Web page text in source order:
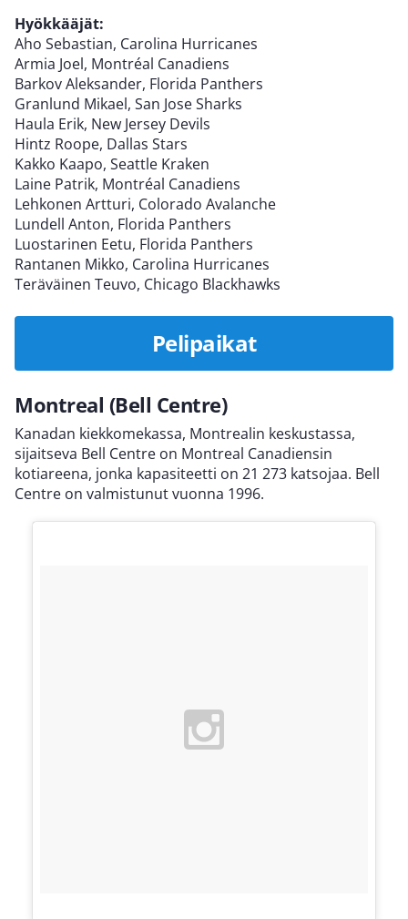
Hyökkääjät:
Aho Sebastian, Carolina Hurricanes
Armia Joel, Montréal Canadiens
Barkov Aleksander, Florida Panthers
Granlund Mikael, San Jose Sharks
Haula Erik, New Jersey Devils
Hintz Roope, Dallas Stars
Kakko Kaapo, Seattle Kraken
Laine Patrik, Montréal Canadiens
Lehkonen Artturi, Colorado Avalanche
Lundell Anton, Florida Panthers
Luostarinen Eetu, Florida Panthers
Rantanen Mikko, Carolina Hurricanes
Teräväinen Teuvo, Chicago Blackhawks
Pelipaikat
Montreal (Bell Centre)
Kanadan kiekkomekassa, Montrealin keskustassa,
sijaitseva Bell Centre on Montreal Canadiensin
kotiareena, jonka kapasiteetti on 21 273 katsojaa. Bell
Centre on valmistunut vuonna 1996.